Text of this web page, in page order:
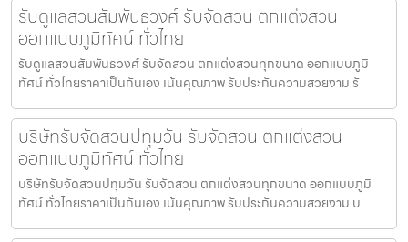
รับดูแลสวนสัมพันธวงศ์ รับจัดสวน ตกแต่งสวน
ออกแบบภูมิทัศน์ ทั่วไทย
รับดูแลสวนสัมพันธวงศ์ รับจัดสวน ตกแต่งสวนทุกขนาด ออกแบบภูมิ
ทัศน์ ทั่วไทยราคาเป็นกันเอง เน้นคุณภาพ รับประกันความสวยงาม รั
บริษัทรับจัดสวนปทุมวัน รับจัดสวน ตกแต่งสวน
ออกแบบภูมิทัศน์ ทั่วไทย
บริษัทรับจัดสวนปทุมวัน รับจัดสวน ตกแต่งสวนทุกขนาด ออกแบบภูมิ
ทัศน์ ทั่วไทยราคาเป็นกันเอง เน้นคุณภาพ รับประกันความสวยงาม บ